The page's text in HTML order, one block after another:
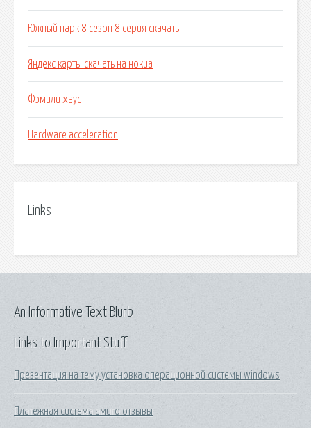
Южный парк 8 сезон 8 серия скачать
Яндекс карты скачать на нокиа
Фэмили хаус
Hardware acceleration
Links
Links to Important Stuff
Презентация на тему установка операционной системы windows
Платежная система амиго отзывы
An Informative Text Blurb